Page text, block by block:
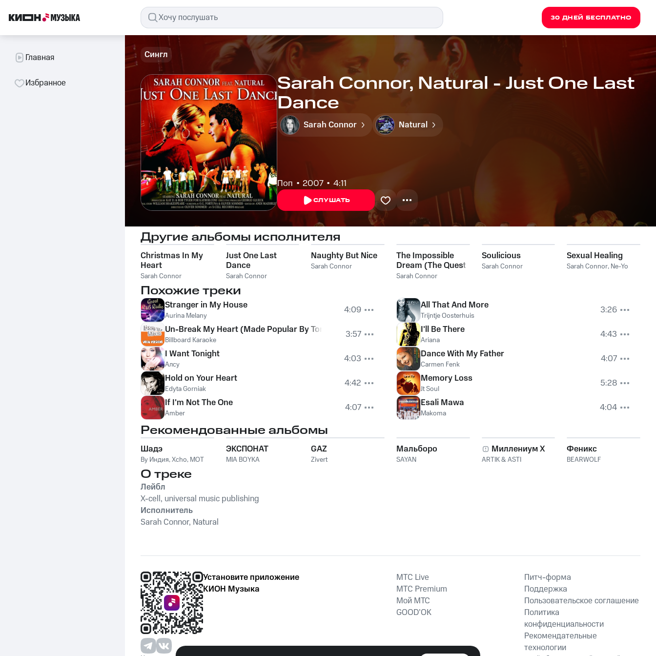
30 ДНЕЙ БЕСПЛАТНО
Главная
Избранное
Сингл
Sarah Connor, Natural - Just One Last
Dance
Sarah Connor Natural
Поп 2007 4:11
СЛУШАТЬ
Другие альбомы исполнителя
Christmas In My
Heart
Sarah Connor
Just One Last
Dance
Sarah Connor
Naughty But Nice
Sarah Connor
The Impossible
Dream (The Quest)
Sarah Connor
Soulicious
Sarah Connor
Sexual Healing
Sarah Connor, Ne-Yo
Похожие треки
Stranger in My House
Aurina Melany
4:09
Un-Break My Heart (Made Popular By Toni Braxton)
Billboard Karaoke
3:57
I Want Tonight
Алсу
4:03
Hold on Your Heart
Edyta Gorniak
4:42
If I'm Not The One
Amber 4:07
All That And More
Trijntje Oosterhuis
3:26
I'll Be There
Ariana
4:43
Dance With My Father
Carmen Fenk
4:07
Memory Loss
Jt Soul
5:28
Esali Mawa
Makoma 4:04
Рекомендованные альбомы
Шадэ
By Индия,Xcho, MOT
ЭКСПОНАТ
MIA BOYKA
GAZ
Zivert
Мальборо
SAYAN
Миллениум X
ARTIK & ASTI
Феникс
BEARWOLF
О треке
Лейбл
X-cell, universal music publishing
Исполнитель
Sarah Connor, Natural
Установите приложение
КИОН Музыка
MTС Live
MTС Premium
Мой МТС
GOOD’OK
Питч-форма
Поддержка
Пользовательское соглашение
Политика
конфиденциальности
Рекомендательные
технологии